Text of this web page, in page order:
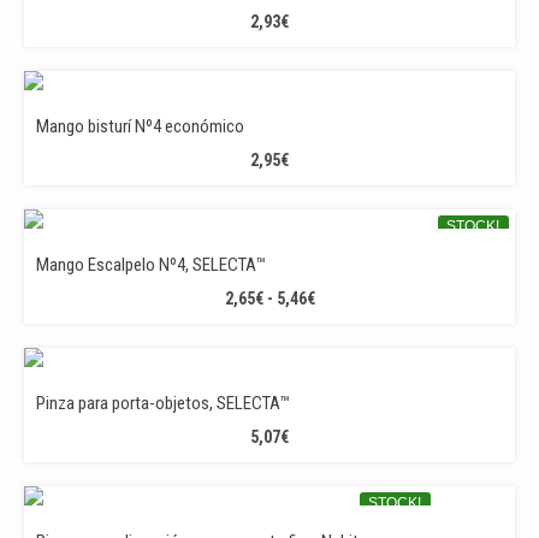
2,93€
Mango bisturí Nº4 económico
2,95€
STOCK!
Mango Escalpelo Nº4, SELECTA™
2,65€ - 5,46€RANGO
Pinza para porta-objetos, SELECTA™
5,07€
STOCK!